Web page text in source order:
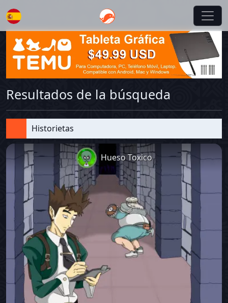
Español
Resultados de la búsqueda
Historietas
Hueso Toxico